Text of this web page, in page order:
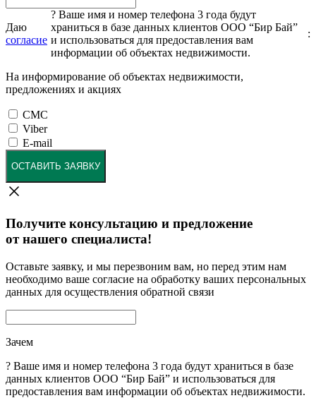
Даю
согласие
? Ваше имя и номер телефона 3 года будут
храниться в базе данных клиентов ООО “Бир Бай”
и использоваться для предоставления вам
информации об объектах недвижимости.
:
На информирование об объектах недвижимости,
предложениях и акциях
СМС
Viber
E-mail
ОСТАВИТЬ ЗАЯВКУ
Получите консультацию и предложение
от нашего специалиста!
Оставьте заявку, и мы перезвоним вам, но перед этим нам
необходимо ваше согласие на обработку ваших персональных
данных для осуществления обратной связи
Зачем
? Ваше имя и номер телефона 3 года будут храниться в базе
данных клиентов ООО “Бир Бай” и использоваться для
предоставления вам информации об объектах недвижимости.